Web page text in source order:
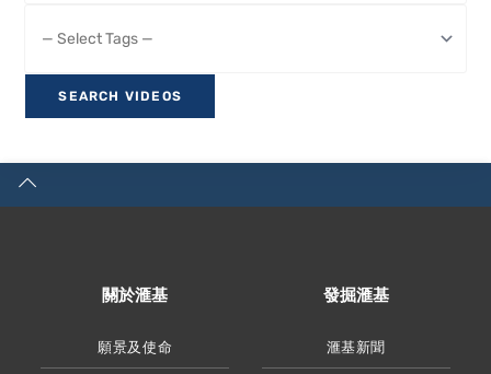
關於滙基
願景及使命
發掘滙基
滙基新聞